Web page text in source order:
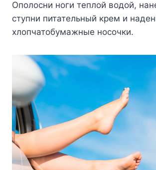
Ополосни ноги теплой водой,
ступни питательный крем и
хлопчатобумажные носочки.